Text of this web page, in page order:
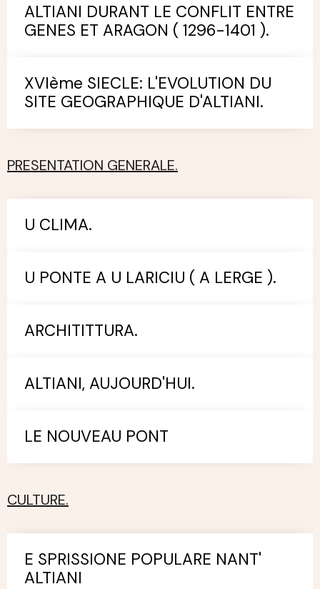
ALTIANI DURANT LE CONFLIT ENTRE
GENES ET ARAGON ( 1296-1401 ).
XVIème SIECLE: L'EVOLUTION DU
SITE GEOGRAPHIQUE D'ALTIANI.
PRESENTATION GENERALE.
U CLIMA.
U PONTE A U LARICIU ( A LERGE ).
ARCHITITTURA.
ALTIANI, AUJOURD'HUI.
LE NOUVEAU PONT
CULTURE.
E SPRISSIONE POPULARE NANT'
ALTIANI